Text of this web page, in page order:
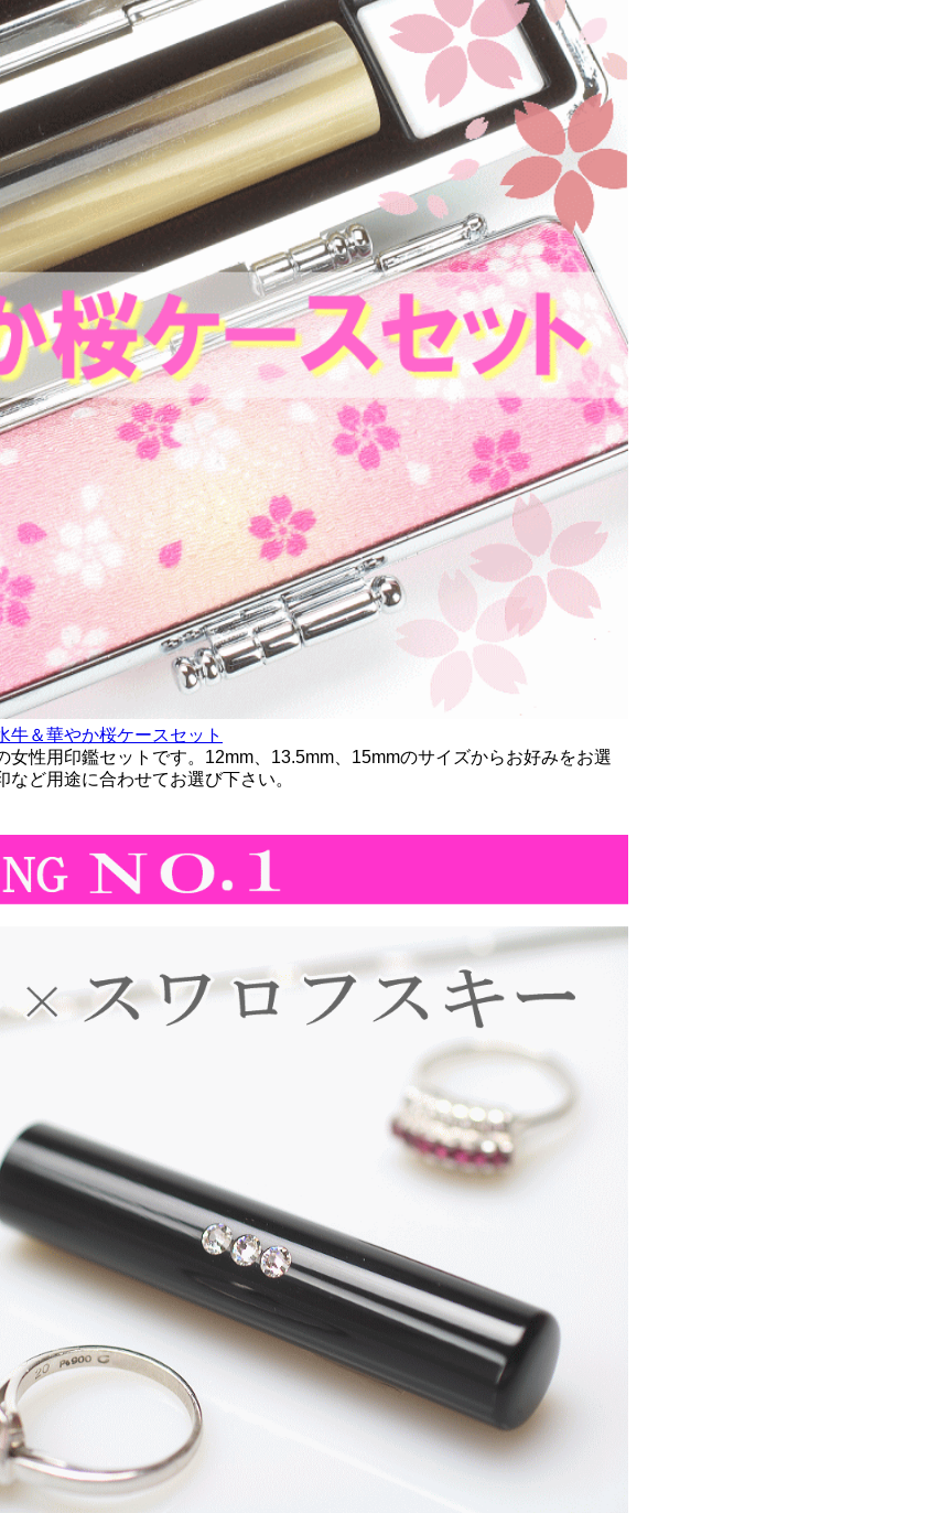
牛＆華やか桜ケースセット
女性用印鑑セットです。12mm、13.5mm、15mmのサイズからお好みをお選
ど用途に合わせてお選び下さい。